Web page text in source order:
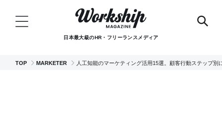
日本最大級のHR・フリーランスメディア
TOP MARKETER 人工知能のマーケティング活用15選。顧客行動ステップ別